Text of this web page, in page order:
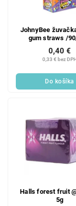
JohnyBee
gum straws /
0,33 € bez DPH
0,40 €
Do košíka
Halls forest fruit
5g